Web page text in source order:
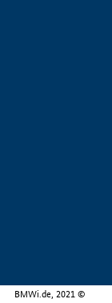
BMWi.de, 2021 ©